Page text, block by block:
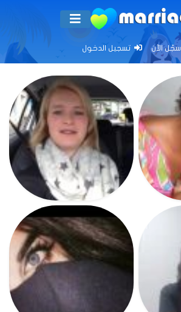
سجّل الآن تسجيل الدخول